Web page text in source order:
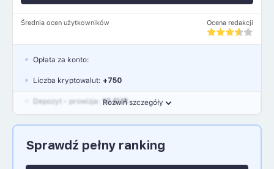
Średnia ocen użytkowników Ocena redakcji
Rozwiń szczegóły
Opłata za konto:
Liczba kryptowalut: +750
Depozyt - prowizja: 10 EUR
Język polski: NIE
Sprawdź pełny ranking